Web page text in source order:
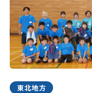
東北地方